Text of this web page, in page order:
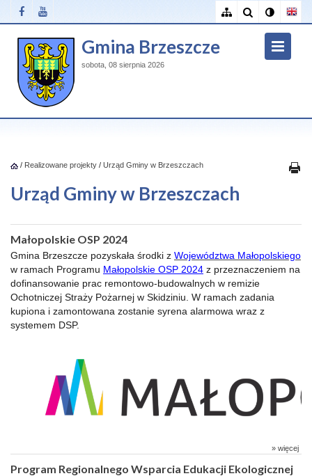
Gmina Brzeszcze
sobota, 08 sierpnia 2026
/ Realizowane projekty / Urząd Gminy w Brzeszczach
Urząd Gminy w Brzeszczach
Małopolskie OSP 2024
Gmina Brzeszcze pozyskała środki z Województwa Małopolskiego
w ramach Programu Małopolskie OSP 2024 z przeznaczeniem na
dofinansowanie prac remontowo-budowalnych w remizie
Ochotniczej Straży Pożarnej w Skidziniu. W ramach zadania
kupiona i zamontowana zostanie syrena alarmowa wraz z
systemem DSP.
» więcej
Program Regionalnego Wsparcia Edukacji Ekologicznej